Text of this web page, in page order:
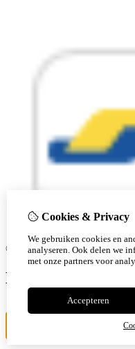
© Copyright 2026 |
Cookies & Privacy
We gebruiken cookies en
analyseren. Ook delen we
met onze partners voor
Accepteren
Ben je 18 of ouder?